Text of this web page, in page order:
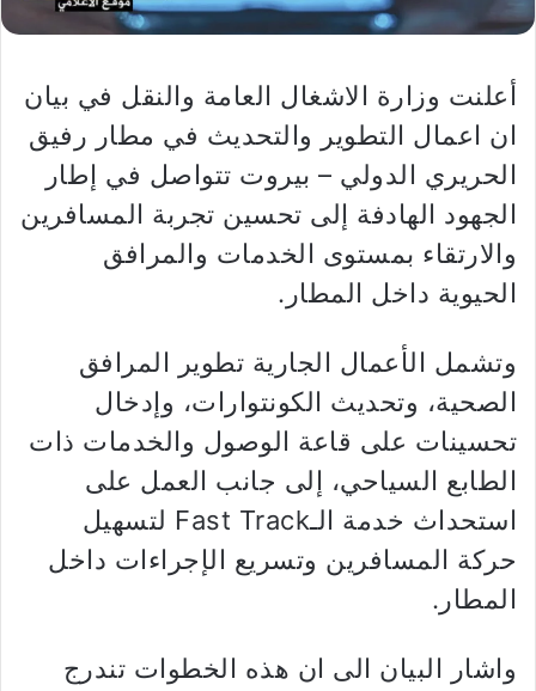
أعلنت وزارة الاشغال العامة والنقل في بيان
ان اعمال التطوير والتحديث في مطار رفيق
الحريري الدولي – بيروت تتواصل في إطار
الجهود الهادفة إلى تحسين تجربة المسافرين
والارتقاء بمستوى الخدمات والمرافق
الحيوية داخل المطار.
وتشمل الأعمال الجارية تطوير المرافق
الصحية، وتحديث الكونتوارات، وإدخال
تحسينات على قاعة الوصول والخدمات ذات
الطابع السياحي، إلى جانب العمل على
استحداث خدمة الـFast Track لتسهيل
حركة المسافرين وتسريع الإجراءات داخل
المطار.
واشار البيان الى ان هذه الخطوات تندرج